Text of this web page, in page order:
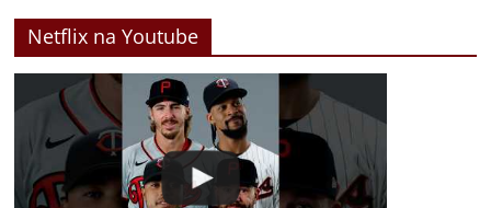
Netflix na Youtube